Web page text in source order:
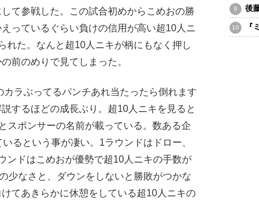
て参戦した。この試合初めからこめおの勝
っているぐらい負けの信用が高い超10人ニ
れた。なんと超10人ニキが柄にもなく押し
前のめりで見てしまった。
ラぶってるパンチあれ当たったら倒れます
するほどの成長ぶり。超10人ニキを見ると
スポンサーの名前が載っている。数ある企
るという事が凄い。1ラウンドはドロー、
ンドはこめおが優勢で超10人ニキの手数が
少なさと、ダウンをしないと勝敗がつかな
てあきらかに休憩をしている超10人ニキの
後
『